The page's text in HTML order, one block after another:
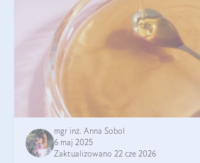
mgr inż. Anna Sobol
6 maj 2025
Zaktualizowano 22 cze 2026